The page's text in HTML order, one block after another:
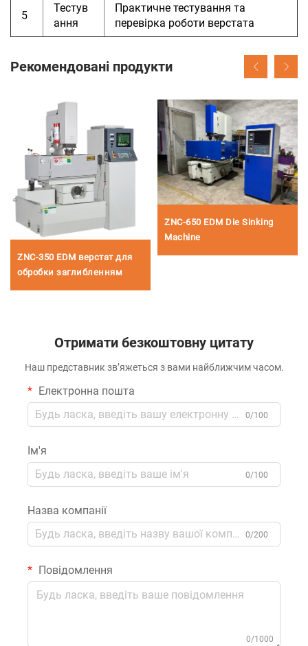
5
Тестув
ання
Практичне тестування та
перевірка роботи верстата
Рекомендовані продукти
ZNC-350 EDM верстат для
обробки заглибленням
ZNC-650 EDM Die Sinking
Machine
Отримати безкоштовну цитату
Наш представник зв’яжеться з вами найближчим часом.
Електронна пошта
0/100
Ім'я
0/100
Назва компанії
0/200
Повідомлення
0/1000